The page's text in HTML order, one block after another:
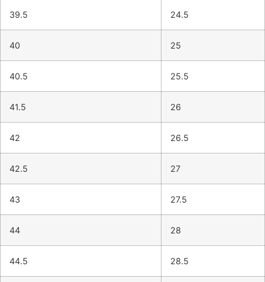
39.5 24.5
40 25
40.5 25.5
41.5 26
42 26.5
42.5 27
43 27.5
44 28
44.5 28.5